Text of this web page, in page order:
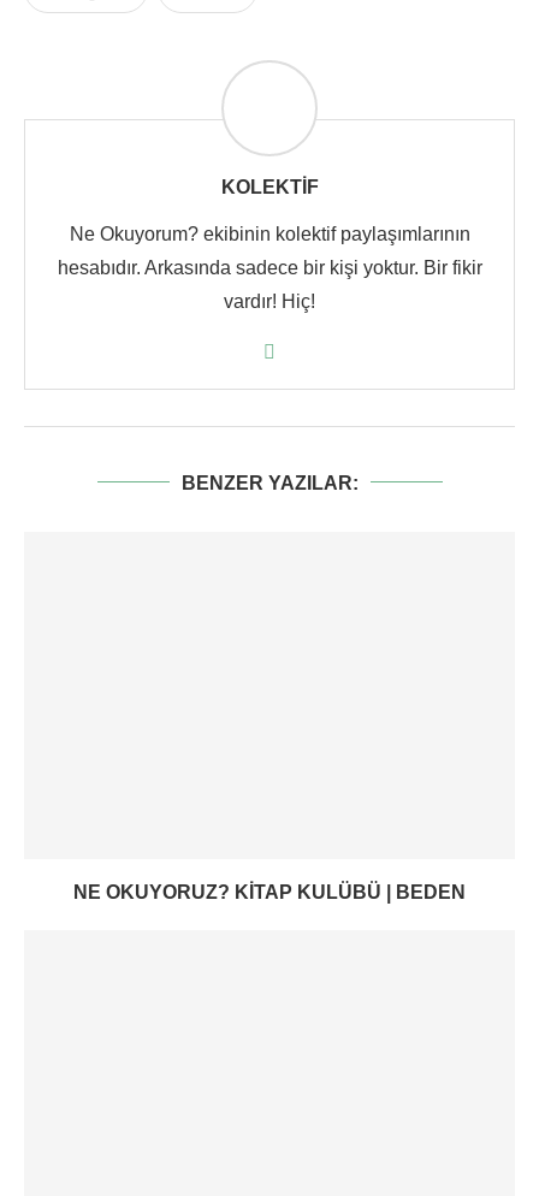
KOLEKTIF
Ne Okuyorum? ekibinin kolektif paylaşımlarının
hesabıdır. Arkasında sadece bir kişi yoktur. Bir fikir
vardır! Hiç!
BENZER YAZILAR:
NE OKUYORUZ? KITAP KULÜBÜ | BEDEN